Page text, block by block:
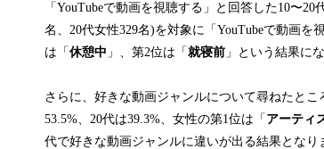
「YouTubeで動画を視聴する」と回答した10〜
名、20代女性329名)を対象に「YouTubeで動画
は「 休憩中 」、第2位は「 就寝前 」という結果に
さらに、好きな動画ジャンルについて尋ねたとこ
53.5%、20代は39.3%、女性の第1位は「 アーティ
代で好きな動画ジャンルに違いが出る結果となり